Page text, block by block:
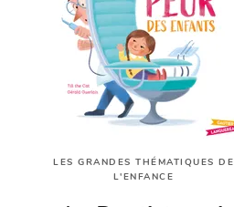
LES GRANDES THÉMATIQUES DE
L'ENFANCE